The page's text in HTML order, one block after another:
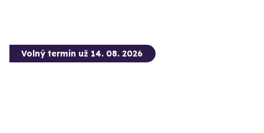
Volný termín už 14. 08. 2026